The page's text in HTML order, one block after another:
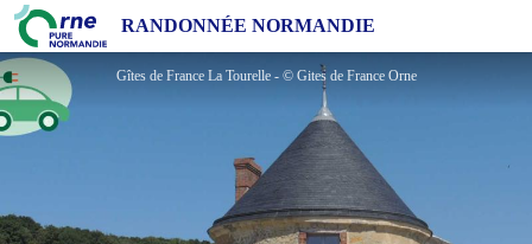
RANDONNÉE NORMANDIE
Gîtes de France La Tourelle
Gîtes de France La Tourelle - © Gites de France Orne